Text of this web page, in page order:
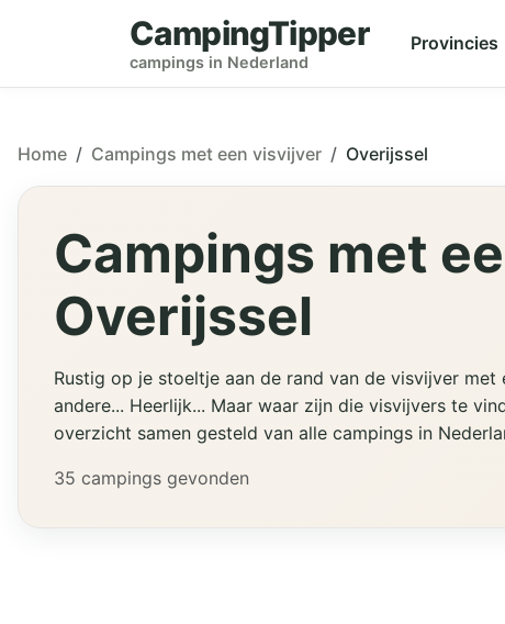
CampingTipper
campings in Nederland
Provincies
Home Campings met een visvijver Overijssel
Campings met
Overijssel
Rustig op je stoeltje aan de rand van de visvijver
andere... Heerlijk... Maar waar zijn die visvijvers te
overzicht samen gesteld van alle campings in
35 campings gevonden